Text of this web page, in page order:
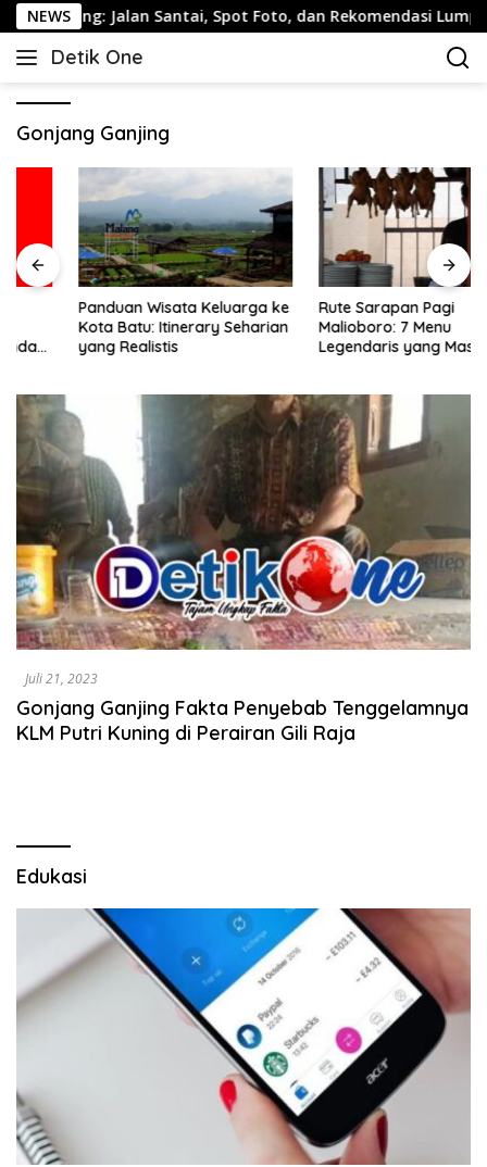
Langsung
ke
konten
NEWS
Jalan Santai, Spot Foto, dan Rekomendasi Lumpia
Detik One
Tajam
Gonjang Ganjing
Panduan Wisata Keluarga ke
Kota Batu: Itinerary Seharian
yang Realistis
Rute Sarapan Pagi
Malioboro: 7 Menu
Legendaris yang Masih
Juli 21, 2023
Gonjang Ganjing Fakta Penyebab Tenggelamnya
KLM Putri Kuning di Perairan Gili Raja
Edukasi